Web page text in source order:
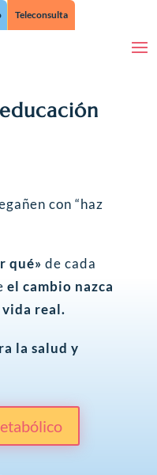
Teleconsulta
con “haz
qué» de cada
el cambio nazca
vida real.
la salud y